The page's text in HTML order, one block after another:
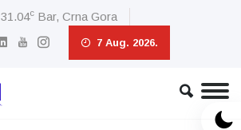
31.04c Bar, Crna Gora
7 Aug. 2026.